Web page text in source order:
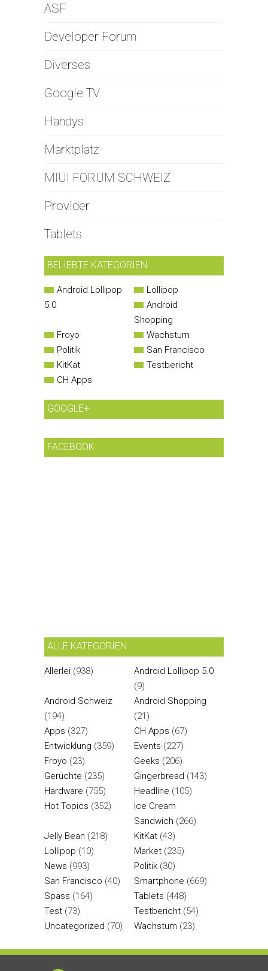
ASF
Developer Forum
Diverses
Google TV
Handys
Marktplatz
MIUI FORUM SCHWEIZ
Provider
Tablets
BELIEBTE KATEGORIEN
Android Lollipop
5.0
Lollipop
Android
Shopping
Froyo
Wachstum
Politik
San Francisco
KitKat
Testbericht
CH Apps
GOOGLE+
FACEBOOK
ALLE KATEGORIEN
Allerlei (938)
Android Lollipop 5.0
(9)
Android Schweiz
(194)
Android Shopping
(21)
Apps (327) CH Apps (67)
Entwicklung (359) Events (227)
Froyo (23) Geeks (206)
Gerüchte (235) Gingerbread (143)
Hardware (755) Headline (105)
Hot Topics (352)
Ice Cream
Sandwich (266)
Jelly Bean (218) KitKat (43)
Lollipop (10) Market (235)
News (993) Politik (30)
San Francisco (40) Smartphone (669)
Spass (164) Tablets (448)
Test (73) Testbericht (54)
Uncategorized (70) Wachstum (23)